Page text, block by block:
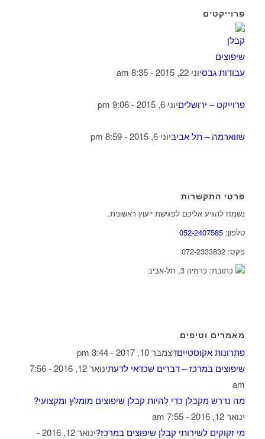
פרוייקטים
עבודות גבסיוני 22, 2015 - 8:35 am
פרוייקט – ירושליםיוני 6, 2015 - 9:06 pm
שווארמה – תל אביביוני 6, 2015 - 8:59 pm
פרטי התקשרות
נשמח להגיע אליכם לפגישת ייעוץ ראשונית.
טלפון: 052-2407585
פקס: 072-2333832
כתובת: כרמיה 3, תל-אביב
מאמרים וטיפים
פתרונות אקוסטייםדצמבר 10, 2017 - 3:44 pm
שיפוצים במרכז – דברים שכדאי לדעת
ינואר 12, 2016 - 7:56
am
מה נדרש מקבלן כדי להיות קבלן שיפוצים מומלץ ומקצועי?
ינואר 12, 2016 - 7:55 am
מי זקוקים לשירותי קבלן שיפוצים במרכז?
ינואר 12, 2016 -